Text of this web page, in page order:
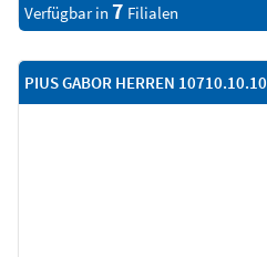
Verfügbar in 7 Filialen
PIUS GABOR HERREN 10710.10.10